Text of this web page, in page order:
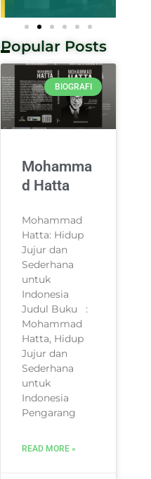
Popular Posts
BIOGRAFI
Mohamma
d Hatta
Mohammad
Hatta: Hidup
Jujur dan
Sederhana
untuk
Indonesia
Judul Buku :
Mohammad
Hatta, Hidup
Jujur dan
Sederhana
untuk
Indonesia
Pengarang
READ MORE »